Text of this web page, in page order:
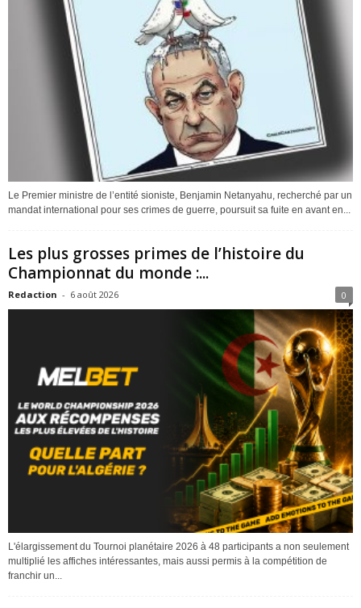
Le Premier ministre de l’entité sioniste, Benjamin Netanyahu, recherché par un
mandat international pour ses crimes de guerre, poursuit sa fuite en avant en...
Les plus grosses primes de l’histoire du
Championnat du monde :...
Redaction - 6 août 2026 0
L'élargissement du Tournoi planétaire 2026 à 48 participants a non seulement
multiplié les affiches intéressantes, mais aussi permis à la compétition de
franchir un...